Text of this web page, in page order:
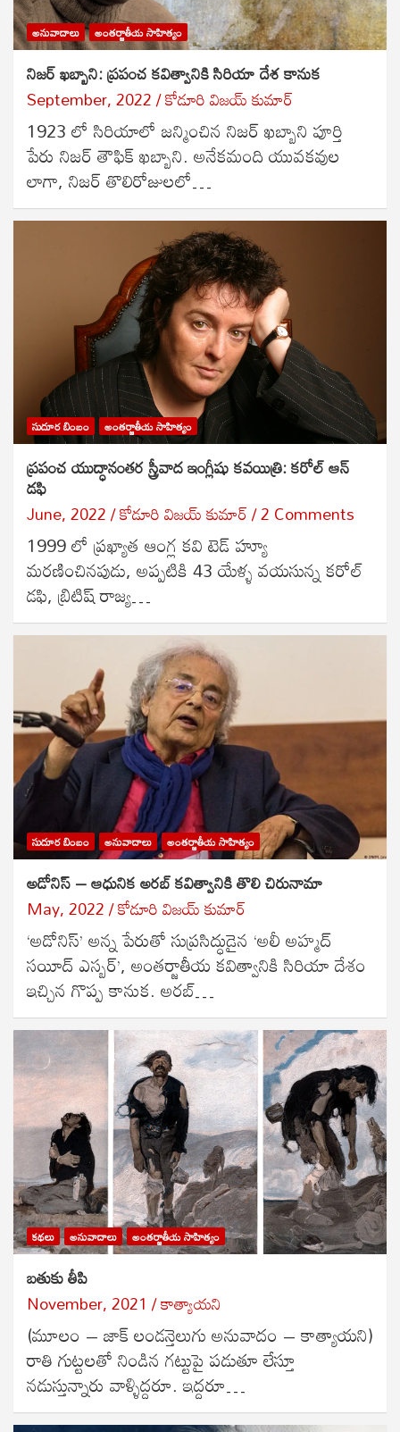
అనువాదాలు అంతర్జాతీయ సాహిత్యం
నిజర్ ఖబ్బాని: ప్రపంచ కవిత్వానికి సిరియా దేశ కానుక
September, 2022 కోడూరి విజయ్ కుమార్
1923 లో సిరియాలో జన్మించిన నిజర్ ఖబ్బాని పూర్తి
పేరు నిజర్ తౌఫిక్ ఖబ్బాని. అనేకమంది యువకవుల
లాగా, నిజర్ తొలిరోజులలో…
సుదూర బింబం అంతర్జాతీయ సాహిత్యం
ప్రపంచ యుద్ధానంతర స్త్రీవాద ఇంగ్లీషు కవయిత్రి: కరోల్ ఆన్
డఫి
June, 2022 కోడూరి విజయ్ కుమార్ 2 Comments
1999 లో ప్రఖ్యాత ఆంగ్ల కవి టెడ్ హ్యూ
మరణించినపుడు, అప్పటికి 43 యేళ్ళ వయసున్న కరోల్
డఫి, బ్రిటిష్ రాజ్య…
సుదూర బింబం అనువాదాలు అంతర్జాతీయ సాహిత్యం
అడోనిస్ – ఆధునిక అరబ్ కవిత్వానికి తొలి చిరునామా
May, 2022 కోడూరి విజయ్ కుమార్
‘అడోనిస్’ అన్న పేరుతో సుప్రసిద్ధుడైన ‘అలీ అహ్మద్
సయీద్ ఎస్బర్’, అంతర్జాతీయ కవిత్వానికి సిరియా దేశం
ఇచ్చిన గొప్ప కానుక. అరబ్…
కథలు అనువాదాలు అంతర్జాతీయ సాహిత్యం
బతుకు తీపి
November, 2021 కాత్యాయని
(మూలం – జాక్ లండన్తెలుగు అనువాదం – కాత్యాయని)
రాతి గుట్టలతో నిండిన గట్టుపై పడుతూ లేస్తూ
నడుస్తున్నారు వాళ్ళిద్దరూ. ఇద్దరూ…